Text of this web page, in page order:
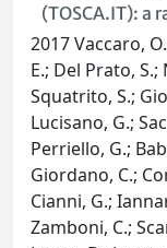
(TOSCA.IT): a
2017 Vaccaro,
E.; Del Prato, S.;
Squatrito, S.;
Lucisano, G.;
Perriello, G.;
Giordano, C.;
Cianni, G.;
Zamboni, C.;